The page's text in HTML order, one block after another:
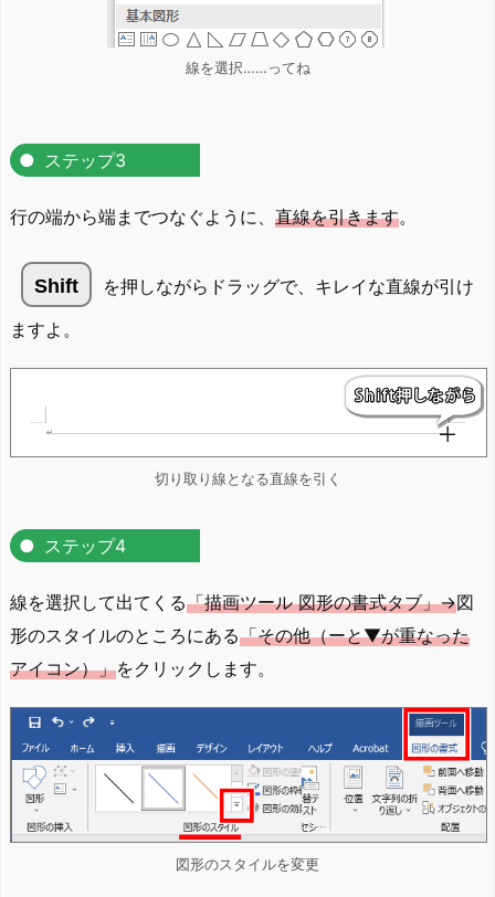
線を選択……ってね
ステップ3
行の端から端までつなぐように、 直線を引きます。
Shift
を押しながらドラッグで、キレイな直線が引け
ますよ。
切り取り線となる直線を引く
ステップ4
線を選択して出てくる「描画ツール 図形の書式タブ」→図
形のスタイルのところにある「その他（ーと▼が重なった
アイコン）」をクリックします。
図形のスタイルを変更